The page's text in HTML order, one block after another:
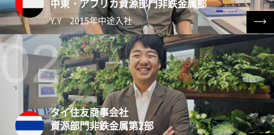
採用情報
ENTRY
Y.Y 2015年中途入社
タイ住友商事会社
資源部門非鉄金属第2部